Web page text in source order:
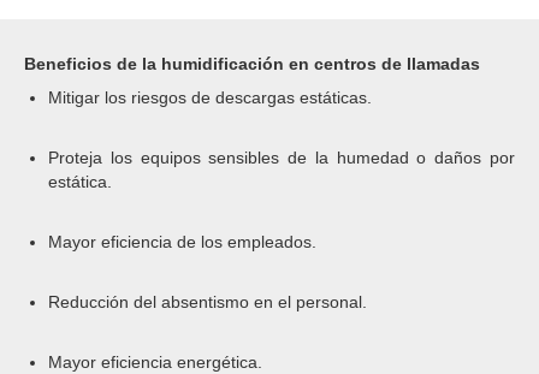
Beneficios de la humidificación en centros de llamadas
Mitigar los riesgos de descargas estáticas.
Proteja los equipos sensibles de la humedad o daños por
estática.
Mayor eficiencia de los empleados.
Reducción del absentismo en el personal.
Mayor eficiencia energética.